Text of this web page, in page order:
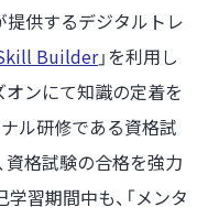
提供するデジタルトレ
Builder」を利用し
オンにて知識の定着を
ル研修である資格試
資格試験の合格を強力
習期間中も、「メンタ